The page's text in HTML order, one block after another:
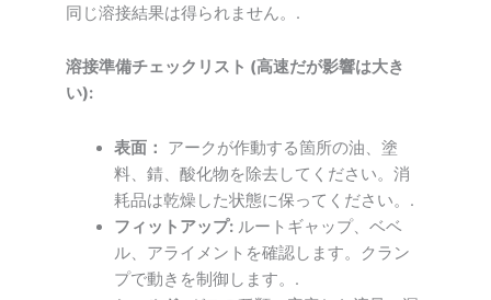
同じ溶接結果は得られません。.
溶接準備チェックリスト (高速だが影響は大き
い):
表面：
アークが作動する箇所の油、塗
料、錆、酸化物を除去してください。消
耗品は乾燥した状態に保ってください。.
フィットアップ:ルートギャップ、ベベ
ル、アライメントを確認します。クラン
プで動きを制御します。.